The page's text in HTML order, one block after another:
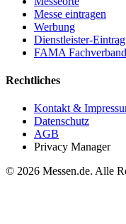
Messe eintragen
Werbung
Dienstleister-Eintrag
FAMA
Rechtliches
Kontakt &
Datenschutz
AGB
Privacy Manager
© 2026 Messen.de. Alle